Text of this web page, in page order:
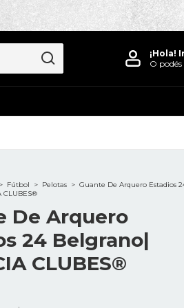
¡Hola!
O
> Fútbol > Pelotas > Guante De Arquero Estadios
CLUBES®
De Arquero
24 Belgrano|
CLUBES®